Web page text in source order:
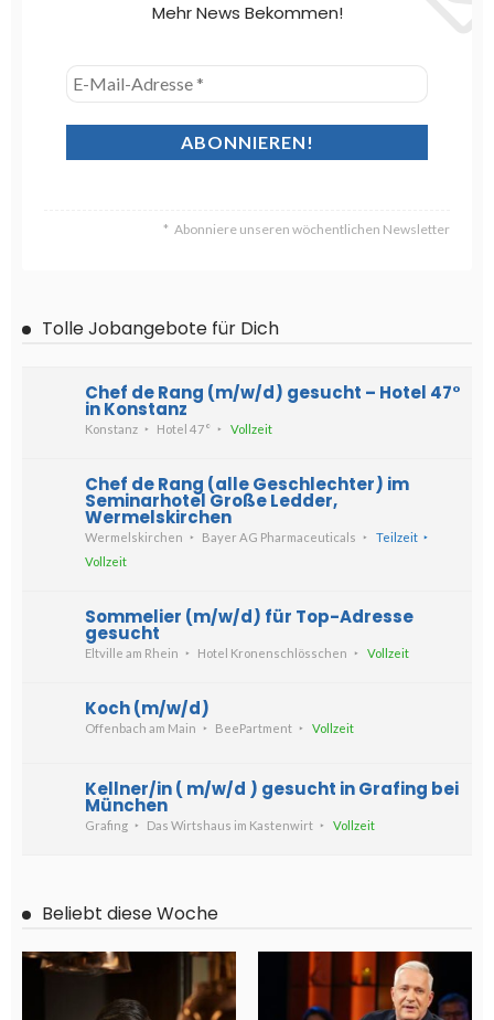
Mehr News Bekommen!
Abonniere unseren wöchentlichen Newsletter
Tolle Jobangebote für Dich
Chef de Rang (m/w/d) gesucht – Hotel 47°
in Konstanz
Konstanz Hotel 47° Vollzeit
Chef de Rang (alle Geschlechter) im
Seminarhotel Große Ledder,
Wermelskirchen
Wermelskirchen Bayer AG Pharmaceuticals
Teilzeit
Vollzeit
Sommelier (m/w/d) für Top-Adresse
gesucht
Eltville am Rhein Hotel Kronenschlösschen Vollzeit
Koch (m/w/d)
Offenbach am Main BeePartment Vollzeit
Kellner/in ( m/w/d ) gesucht in Grafing bei
München
Grafing Das Wirtshaus im Kastenwirt Vollzeit
Beliebt diese Woche